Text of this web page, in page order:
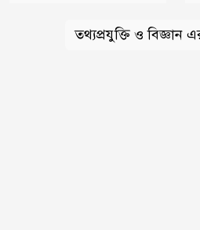
তথ্যপ্রযুক্তি ও বিজ্ঞান